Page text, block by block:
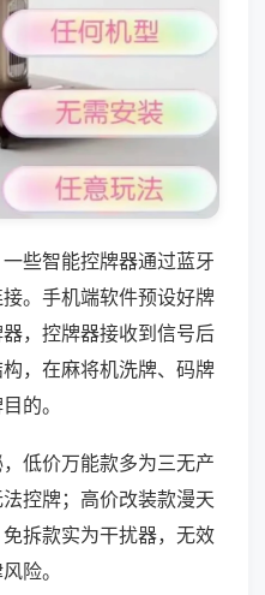
些智能控牌器通过蓝牙
。手机端软件预设好牌
，控牌器接收到信号后
，在麻将机洗牌、码牌
的。
低价万能款多为三无产
控牌；高价改装款漫天
拆款实为干扰器，无效
险。